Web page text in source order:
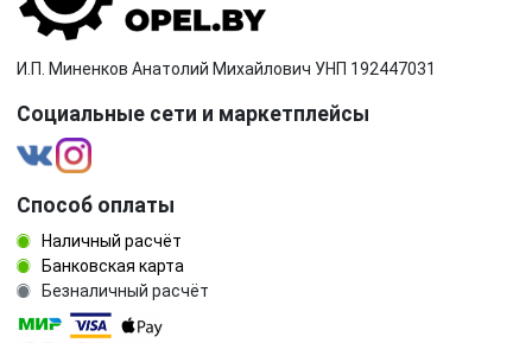
И.П. Миненков Анатолий Михайлович УНП 192447031
Социальные сети и маркетплейсы
Способ оплаты
Наличный расчёт
Банковская карта
Безналичный расчёт